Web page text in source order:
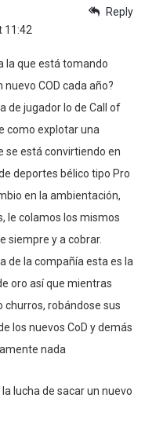
Reply
11:42
la que está tomando
COD cada año?
de jugador lo de Call of
como explotar una
se está convirtiendo en
deportes bélico tipo Pro
en la ambientación,
le colamos los mismos
siempre y a cobrar.
de la compañía esta es la
oro así que mientras
churros, robándose sus
los nuevos CoD y demás
nada
lucha de sacar un nuevo